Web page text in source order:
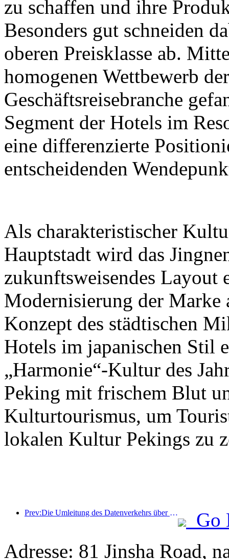
zu schaffen und ihre
Besonders gut schneiden
oberen Preisklasse ab.
homogenen Wettbewerb
Geschäftsreisebranche
Segment der Hotels im
eine differenzierte
entscheidenden
Als charakteristischer
Hauptstadt wird das
zukunftsweisendes Layout
Modernisierung der Marke
Konzept des städtischen
Hotels im japanischen Stil
„Harmonie“-Kultur des
Peking mit frischem Blut
Kulturtourismus, um
lokalen Kultur Pekings zu
Prev:Die Umleitung des Datenverkehrs über alle Medien trägt zur Erneuerung alter Geschäfte bei und schafft ein neues Modell des „Null-Hochlaufs“
Go
Adresse: 81 Jinsha Road,